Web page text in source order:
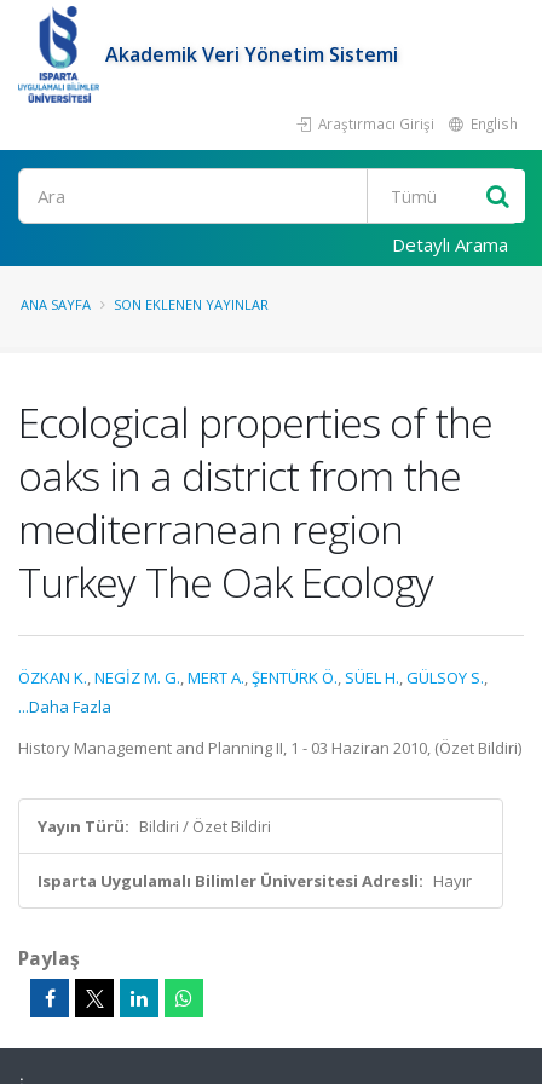
Akademik Veri Yönetim Sistemi
Araştırmacı Girişi English
Ara
Detaylı Arama
ANA SAYFA SON EKLENEN YAYINLAR
Ecological properties of the
oaks in a district from the
mediterranean region
Turkey The Oak Ecology
ÖZKAN K.,NEGİZ M. G.,MERT A.,ŞENTÜRK Ö., SÜEL H.,GÜLSOY S.,
...Daha Fazla
History Management and Planning II, 1 - 03 Haziran 2010, (Özet Bildiri)
Yayın Türü: Bildiri / Özet Bildiri
Isparta Uygulamalı Bilimler Üniversitesi Adresli: Hayır
Paylaş